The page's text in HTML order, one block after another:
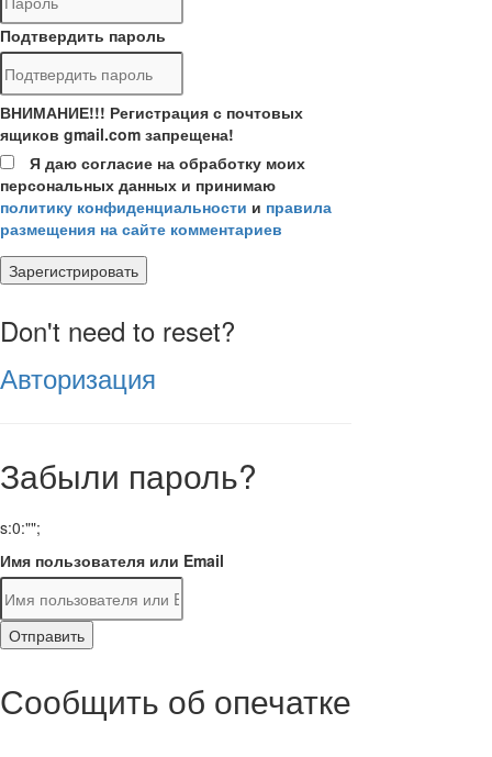
Подтвердить пароль
ВНИМАНИЕ!!! Регистрация с почтовых
ящиков gmail.com запрещена!
Я даю согласие на обработку моих
персональных данных и принимаю
политику конфиденциальности и правила
размещения на сайте комментариев
Зарегистрировать
Don't need to reset?
Авторизация
Забыли пароль?
s:0:"";
Имя пользователя или Email
Отправить
Сообщить об опечатке